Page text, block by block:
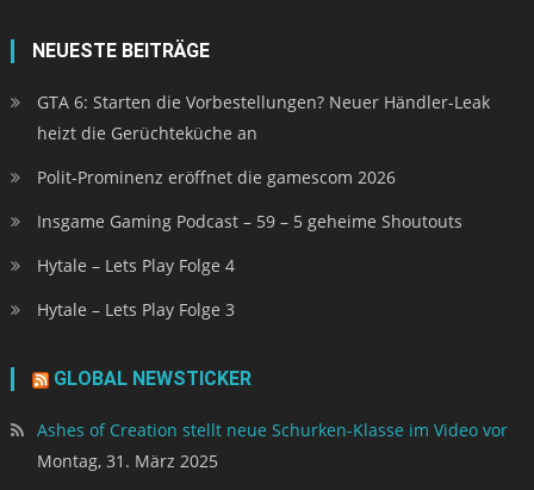
NEUESTE BEITRÄGE
GTA 6: Starten die Vorbestellungen? Neuer Händler-Leak
heizt die Gerüchteküche an
Polit-Prominenz eröffnet die gamescom 2026
Insgame Gaming Podcast – 59 – 5 geheime Shoutouts
Hytale – Lets Play Folge 4
Hytale – Lets Play Folge 3
GLOBAL NEWSTICKER
Ashes of Creation stellt neue Schurken-Klasse im Video vor
Montag, 31. März 2025